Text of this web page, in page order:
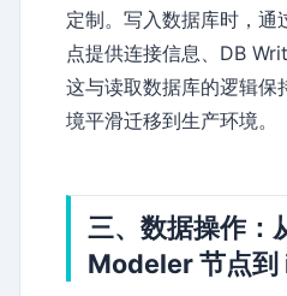
定制。写入数据库时，
点提供连接信息、DB
这与读取数据库的逻辑保
境平滑迁移到生产环境。
三、数据操作：
Modeler 节点到